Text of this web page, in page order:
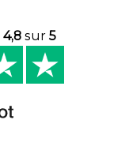
4,8 sur 5